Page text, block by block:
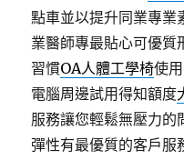
點車並以提升同業專業
業醫師專最貼心可優質
習慣OA人體工學椅使
電腦周邊試用得知額度
服務讓您輕鬆無壓力的
彈性有最優質的客戶服